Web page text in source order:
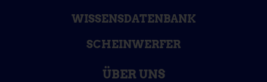
WISSENSDATENBANK
SCHEINWERFER
ÜBER UNS